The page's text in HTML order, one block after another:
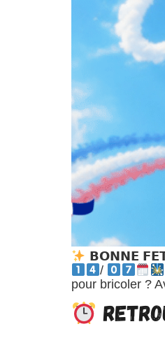
𝗕𝗢𝗡𝗡𝗘
/
pour bricoler ?